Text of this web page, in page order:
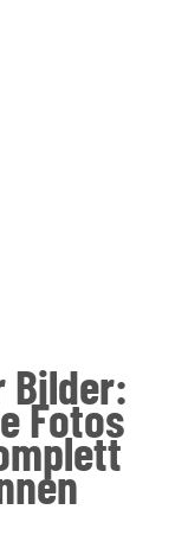
Bilder:
Fotos